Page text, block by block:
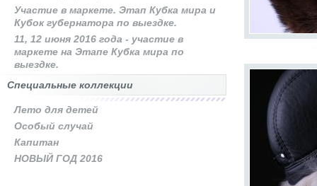
Участие в маркете. Этап Кубка мира и
Кубок губернатора по выездке.
11, 12 июня 2016 года - участие в
маркете на Этапе Кубка мира по
выездке.
Специальные коллекции
Лето для детей
Особый случай
Капитан
НОВЫЙ ГОД 2016